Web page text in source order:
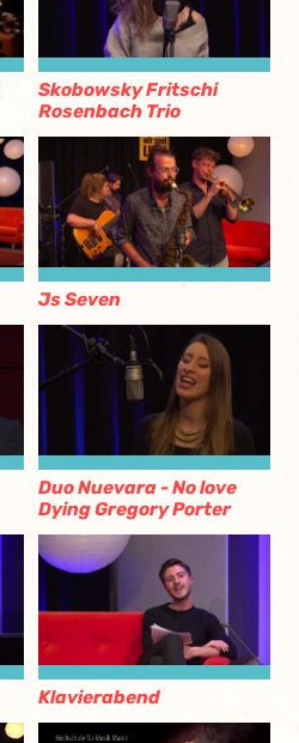
Skobowsky Fritschi
Rosenbach Trio
Js Seven
Duo Nuevara - No love
Dying Gregory Porter
Klavierabend